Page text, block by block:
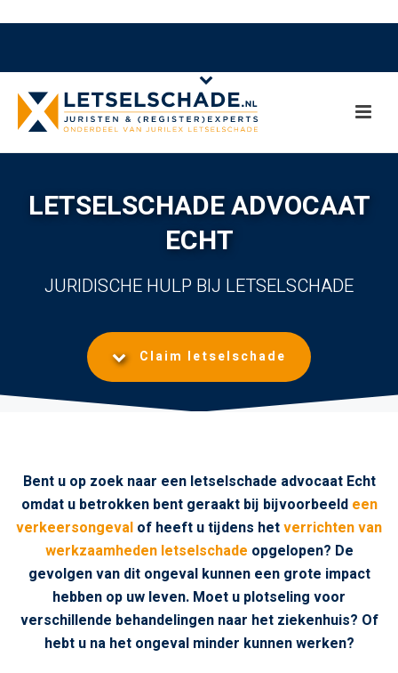
LETSELSCHADE ADVOCAAT
ECHT
JURIDISCHE HULP BIJ LETSELSCHADE
Claim letselschade
Bent u op zoek naar een letselschade advocaat Echt
omdat u betrokken bent geraakt bij bijvoorbeeld een
verkeersongeval of heeft u tijdens hetverrichten van
werkzaamheden letselschade opgelopen? De
gevolgen van dit ongeval kunnen een grote impact
hebben op uw leven. Moet u plotseling voor
verschillende behandelingen naar het ziekenhuis? Of
hebt u na het ongeval minder kunnen werken?